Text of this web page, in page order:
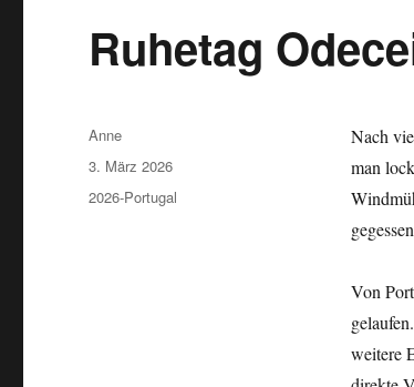
Ruhetag
Nach
man
Von
weitere
Autor
Anne
Veröffentlicht
am
3. März 2026
Kategorien
2026-Portugal